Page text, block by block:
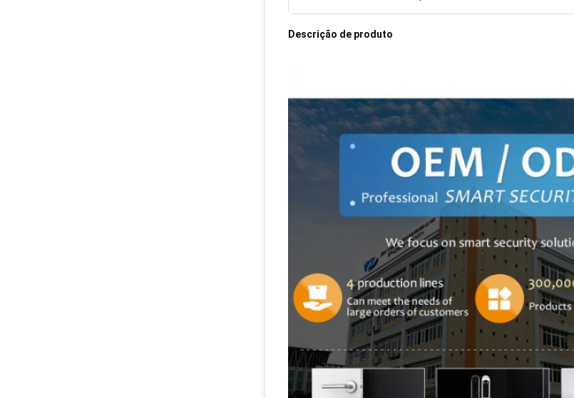
Descrição de produto